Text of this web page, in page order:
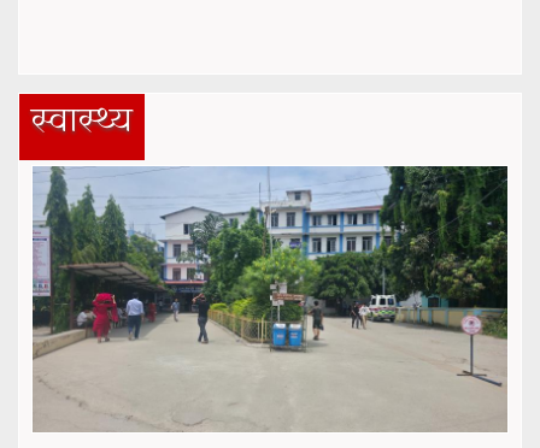
स्वास्थ्य